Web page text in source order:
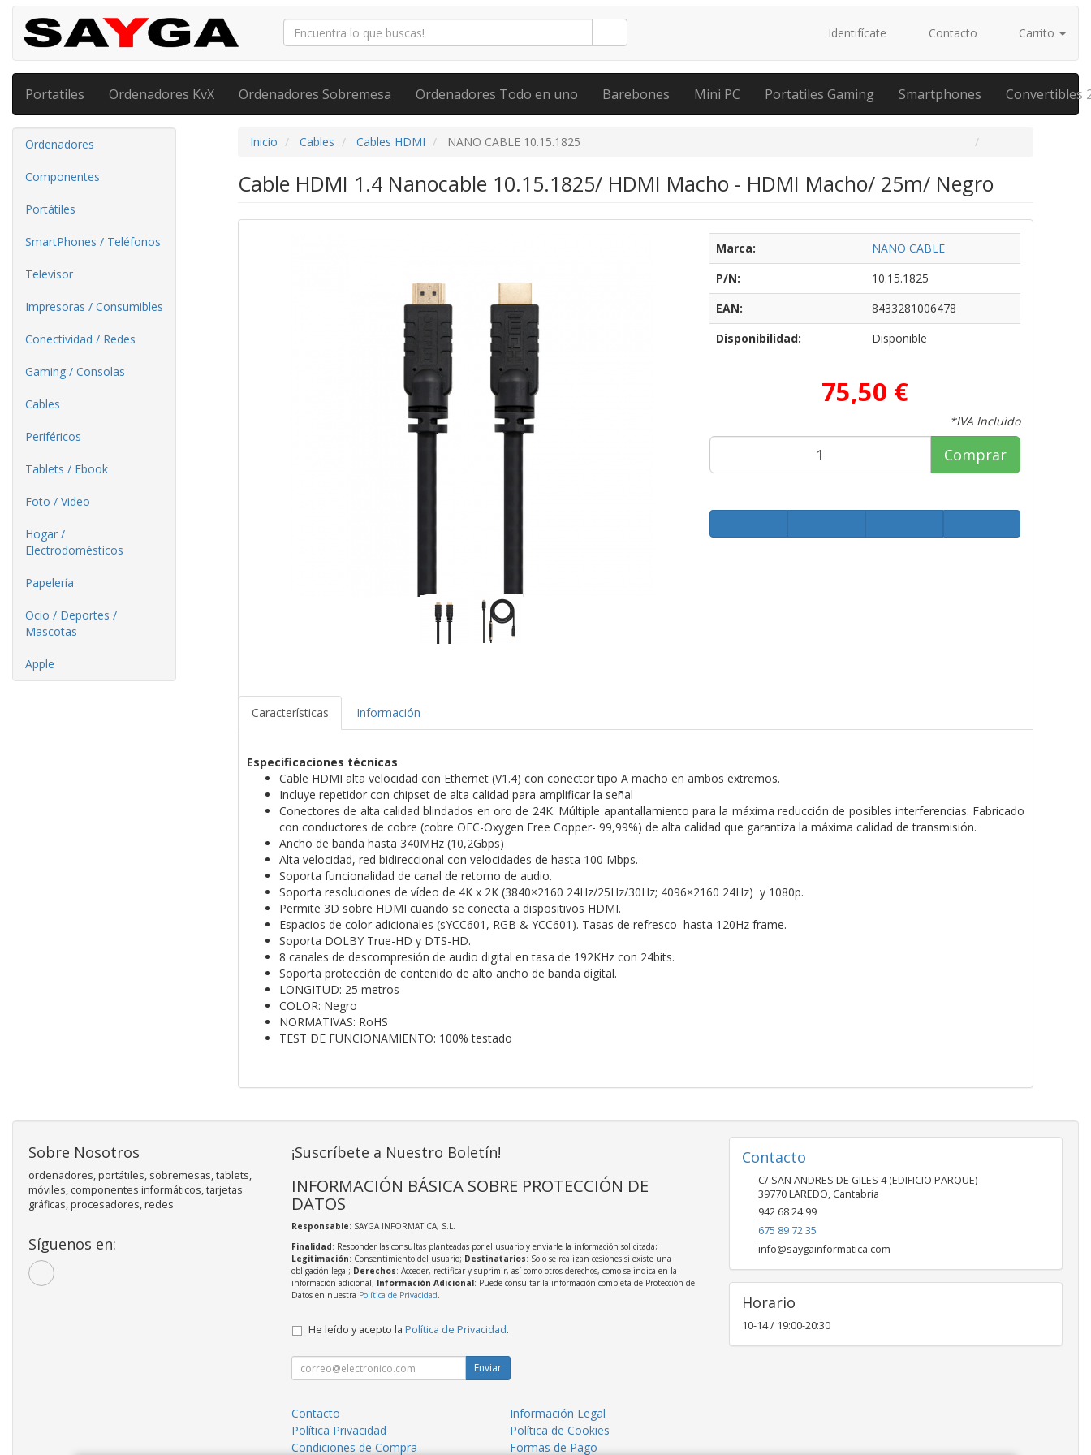
Identifícate Contacto Carrito
Portatiles Ordenadores KvX Ordenadores Sobremesa Ordenadores Todo en uno Barebones Mini PC Portatiles Gaming Smartphones Convertibles
Ordenadores
Componentes
Portátiles
SmartPhones / Teléfonos
Televisor
Impresoras / Consumibles
Conectividad / Redes
Gaming / Consolas
Cables
Periféricos
Tablets / Ebook
Foto / Video
Hogar /
Electrodomésticos
Papelería
Ocio / Deportes /
Mascotas
Apple
Inicio Cables Cables HDMI NANO CABLE 10.15.1825
Cable HDMI 1.4 Nanocable 10.15.1825/ HDMI Macho - HDMI Macho/ 25m/ Negro
Marca:
NANO CABLE
P/N:
10.15.1825
EAN:
8433281006478
Disponibilidad:
Disponible
75,50 €
*IVA Incluido
Comprar
Características Información
Especificaciones técnicas
Cable HDMI alta velocidad con Ethernet (V1.4) con conector tipo A macho en ambos extremos.
Incluye repetidor con chipset de alta calidad para amplificar la señal
Conectores de alta calidad blindados en oro de 24K. Múltiple apantallamiento para la máxima reducción de posibles interferencias. Fabricado
con conductores de cobre (cobre OFC-Oxygen Free Copper- 99,99%) de alta calidad que garantiza la máxima calidad de transmisión.
Ancho de banda hasta 340MHz (10,2Gbps)
Alta velocidad, red bidireccional con velocidades de hasta 100 Mbps.
Soporta funcionalidad de canal de retorno de audio.
Soporta resoluciones de vídeo de 4K x 2K (3840×2160 24Hz/25Hz/30Hz; 4096×2160 24Hz) y 1080p.
Permite 3D sobre HDMI cuando se conecta a dispositivos HDMI.
Espacios de color adicionales (sYCC601, RGB & YCC601). Tasas de refresco hasta 120Hz frame.
Soporta DOLBY True-HD y DTS-HD.
8 canales de descompresión de audio digital en tasa de 192KHz con 24bits.
Soporta protección de contenido de alto ancho de banda digital.
LONGITUD: 25 metros
COLOR: Negro
NORMATIVAS: RoHS
TEST DE FUNCIONAMIENTO: 100% testado
Sobre Nosotros
ordenadores, portátiles, sobremesas, tablets,
móviles, componentes informáticos, tarjetas
gráficas, procesadores, redes
Síguenos en:
¡Suscríbete a Nuestro Boletín!
INFORMACIÓN BÁSICA SOBRE PROTECCIÓN DE
DATOS
Responsable: SAYGA INFORMATICA, S.L.
Finalidad: Responder las consultas planteadas por el usuario y enviarle la información solicitada;
Legitimación: Consentimiento del usuario; Destinatarios: Solo se realizan cesiones si existe una
obligación legal; Derechos: Acceder, rectificar y suprimir, así como otros derechos, como se indica en la
información adicional; Información Adicional: Puede consultar la información completa de Protección de
Datos en nuestra Política de Privacidad.
He leído y acepto la Política de Privacidad.
Enviar
Contacto
Información Legal
Política Privacidad
Política de Cookies
Condiciones de Compra
Formas de Pago
Contacto
C/ SAN ANDRES DE GILES 4 (EDIFICIO PARQUE)
39770LAREDO, Cantabria
942 68 24 99
675 89 72 35
info@saygainformatica.com
Horario
10-14 / 19:00-20:30